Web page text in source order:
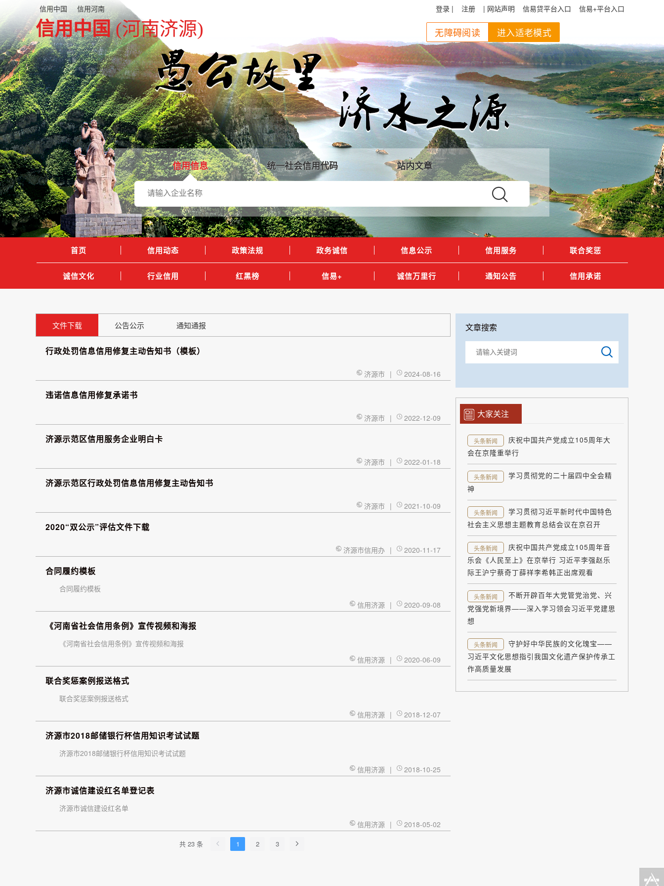
信用中国(河南济源)
信用中国 信用河南 登录 | 注册 | 网站声明 信易贷平台入口 信易+平台入口
信用信息 统一社会信用代码 站内文章
进入适老模式
无障碍阅读
首页 信用动态 政策法规 政务诚信 信息公示 信用服务 联合奖惩
诚信文化 行业信用 红黑榜 信易+ 诚信万里行 通知公告 信用承诺
文件下载 公告公示 通知通报
行政处罚信息信用修复主动告知书（模板）
济源市 | 2024-08-16
违诺信息信用修复承诺书
济源市 | 2022-12-09
济源示范区信用服务企业明白卡
济源市 | 2022-01-18
济源示范区行政处罚信息信用修复主动告知书
济源市 | 2021-10-09
2020“双公示”评估文件下载
济源市信用办 | 2020-11-17
合同履约模板
合同履约模板
信用济源 | 2020-09-08
《河南省社会信用条例》宣传视频和海报
《河南省社会信用条例》宣传视频和海报
信用济源 | 2020-06-09
联合奖惩案例报送格式
联合奖惩案例报送格式
信用济源 | 2018-12-07
济源市2018邮储银行杯信用知识考试试题
济源市2018邮储银行杯信用知识考试试题
信用济源 | 2018-10-25
济源市诚信建设红名单登记表
济源市诚信建设红名单
信用济源 | 2018-05-02
共 23 条 1 2 3
文章搜索
大家关注
头条新闻
庆祝中国共产党成立105周年大
会在京隆重举行
头条新闻
学习贯彻党的二十届四中全会精
神
头条新闻
学习贯彻习近平新时代中国特色
社会主义思想主题教育总结会议在京召开
头条新闻
庆祝中国共产党成立105周年音
乐会《人民至上》在京举行 习近平李强赵乐
际王沪宁蔡奇丁薛祥李希韩正出席观看
头条新闻
不断开辟百年大党管党治党、兴
党强党新境界——深入学习领会习近平党建思
想
头条新闻
守护好中华民族的文化瑰宝——
习近平文化思想指引我国文化遗产保护传承工
作高质量发展
公众